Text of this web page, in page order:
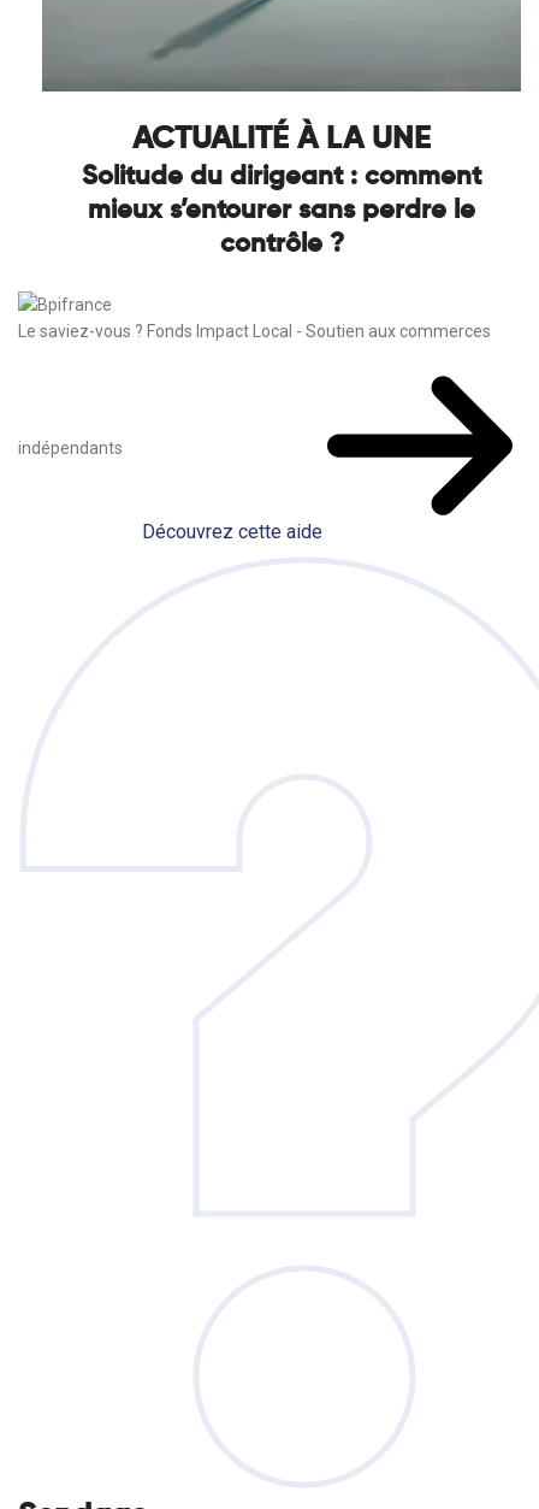
ACTUALITÉ À LA UNE
Solitude du dirigeant : comment
mieux s’entourer sans perdre le
contrôle ?
Le saviez-vous ? Fonds Impact Local - Soutien aux commerces
indépendants
Découvrez cette aide